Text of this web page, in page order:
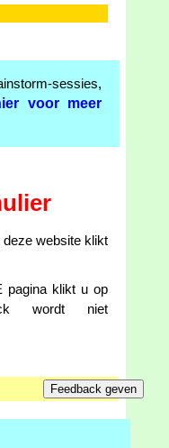
sessies,
voor meer
website klikt
pagina klikt u op
wordt niet